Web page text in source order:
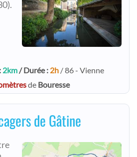
2km/ Durée : 2h / 86 - Vienne
de Bouresse
de Gâtine